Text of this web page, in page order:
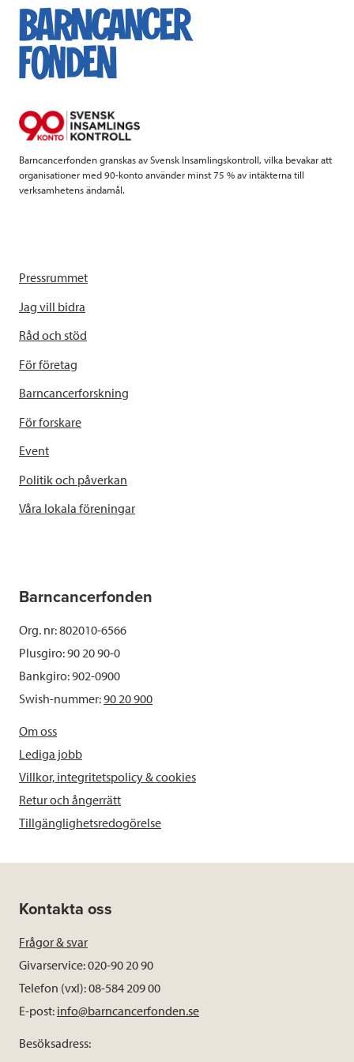
e
b
k
t
t
k
e
Barncancerfonden granskas av Svensk Insamlingskontroll, vilka bevakar att
organisationer med 90-konto använder minst 75 % av intäkterna till
verksamhetens ändamål.
Pressrummet
Jag vill bidra
Råd och stöd
För företag
Barncancerforskning
För forskare
Event
Politik och påverkan
Våra lokala föreningar
Barncancerfonden
Org. nr: 802010-6566
Plusgiro: 90 20 90-0
Bankgiro: 902-0900
Swish-nummer:90 20 900
Om oss
Lediga jobb
Villkor, integritetspolicy & cookies
Retur och ångerrätt
Tillgänglighetsredogörelse
Kontakta oss
Frågor & svar
Givarservice: 020-90 20 90
Telefon (vxl): 08-584 209 00
E-post: info@barncancerfonden.se
Besöksadress: